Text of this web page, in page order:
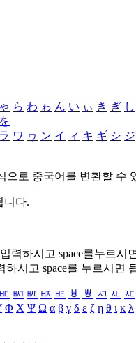
ゃ ら わ ゎ ん い ぃ き ぎ し
を
ラ ワ ヮ ン イ ィ キ ギ シ ジ
으로 중국어를 변환할 수
니다.
력하시고 space를누르시
하시고 space를 누르시면
ㅳ ㅴ ㅵ ㅶ ㅷ ㅸ ㅹ ㅺ ㅻ ㅼ
Φ Χ Ψ Ω α β γ δ ε ζ η θ ι κ λ